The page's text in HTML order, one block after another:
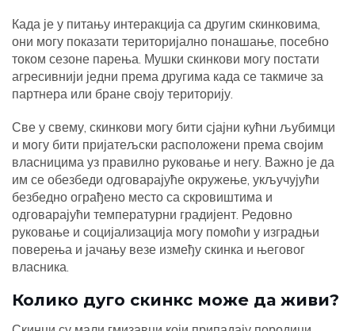
Када је у питању интеракција са другим скинковима,
они могу показати територијално понашање, посебно
током сезоне парења. Мушки скинкови могу постати
агресивнији једни према другима када се такмиче за
партнера или бране своју територију.
Све у свему, скинкови могу бити сјајни кућни љубимци
и могу бити пријатељски расположени према својим
власницима уз правилно руковање и негу. Важно је да
им се обезбеди одговарајуће окружење, укључујући
безбедно ограђено место са скровиштима и
одговарајући температурни градијент. Редовно
руковање и социјализација могу помоћи у изградњи
поверења и јачању везе између скинка и његовог
власника.
Колико дуго скинкс може да живи?